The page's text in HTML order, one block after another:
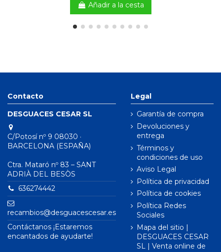
Añadir a la cesta
Contacto
DESGUACES CESAR SL
C/Potosí nº 9 08030 ·
BARCELONA (ESPAÑA)
Ctra. Mataró nº 83 – SANT
ADRIÀ DEL BESÒS
636274442
recambios@desguacescesar.es
Contáctanos ¡Estaremos
encantados de ayudarte!
Legal
Garantía de compra
Devoluciones y
entrega
Términos y
condiciones de uso
Aviso Legal
Política de privacidad
Política de cookies
Política Redes
Sociales
Mapa del sitio |
DESGUACES CESAR
SL | Venta online de